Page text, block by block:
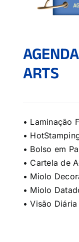
ARTS
• Laminação
•
• Bolso em
• Cartela de
• Miolo
• Miolo
• Visão Diária